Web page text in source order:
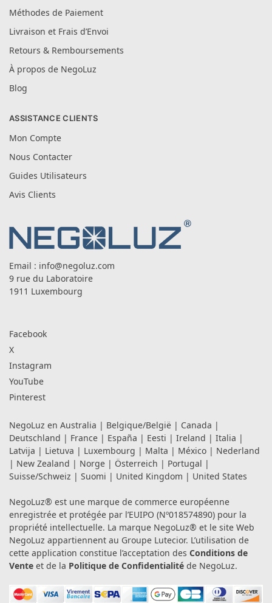
Méthodes de Paiement
Livraison et Frais d’Envoi
Retours & Remboursements
À propos de NegoLuz
Blog
ASSISTANCE CLIENTS
Mon Compte
Nous Contacter
Guides Utilisateurs
Avis Clients
Email : info@negoluz.com
9 rue du Laboratoire
1911 Luxembourg
Facebook
X
Instagram
YouTube
Pinterest
NegoLuz en Australia | Belgique/België | Canada |
Deutschland | France | España | Eesti | Ireland | Italia |
Latvija | Lietuva | Luxembourg | Malta | México | Nederland
| New Zealand | Norge | Österreich | Portugal |
Suisse/Schweiz | Suomi | United Kingdom | United States
NegoLuz® est une marque de commerce européenne
enregistrée et protégée par l’EUIPO (Nº018574890) pour la
propriété intellectuelle. La marque NegoLuz® et le site Web
NegoLuz appartiennent au Groupe Lutecior. L’utilisation de
cette application constitue l’acceptation des Conditions de
Vente et de la Politique de Confidentialité de NegoLuz.